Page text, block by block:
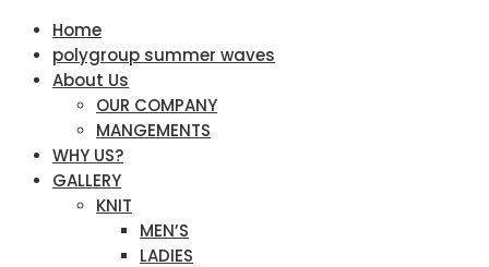
Home
polygroup summer waves
About Us
OUR COMPANY
MANGEMENTS
WHY US?
GALLERY
KNIT
MEN’S
LADIES